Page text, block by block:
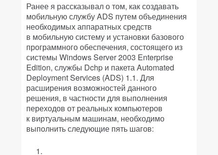
Ранее я рассказывал о том, как создавать
мобильную службу ADS путем объединения
необходимых аппаратных средств
в мобильную систему и установки базового
программного обеспечения, состоящего из
системы Windows Server 2003 Enterprise
Edition, службы Dchp и пакета Automated
Deployment Services (ADS) 1.1. Для
расширения возможностей данного
решения, в частности для выполнения
переходов от реальных компьютеров
к виртуальным машинам, необходимо
выполнить следующие пять шагов: